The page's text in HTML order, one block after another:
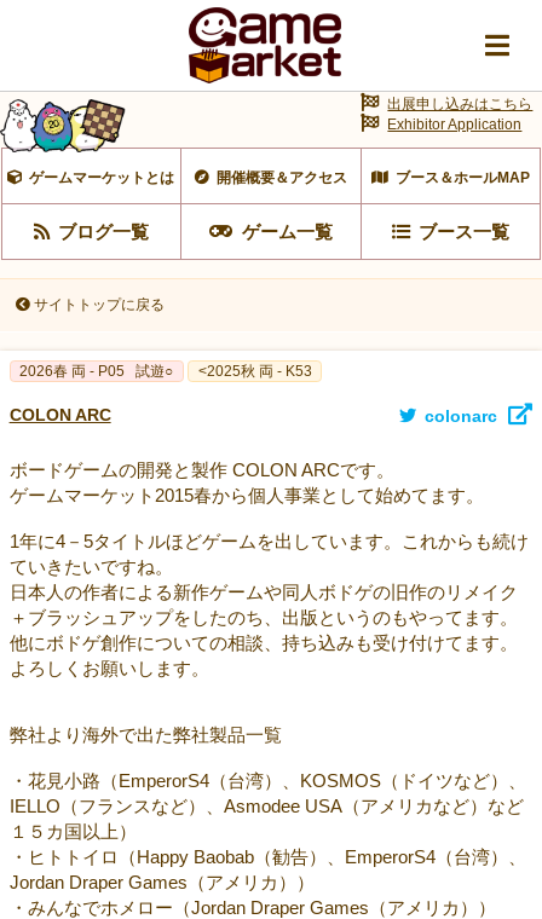
ゲームマーケットとは 開催概要＆アクセス ブース＆ホールMAP
ブログ一覧 ゲーム一覧 ブース一覧
出展申し込みはこちら
Exhibitor Application
サイトトップに戻る
2026春 両 - P05 試遊○ <2025秋 両 - K53
COLON ARC colonarc
ボードゲームの開発と製作 COLON ARCです。
ゲームマーケット2015春から個人事業として始めてます。
1年に4－5タイトルほどゲームを出しています。これからも続け
ていきたいですね。
日本人の作者による新作ゲームや同人ボドゲの旧作のリメイク
＋ブラッシュアップをしたのち、出版というのもやってます。
他にボドゲ創作についての相談、持ち込みも受け付けてます。
よろしくお願いします。
弊社より海外で出た弊社製品一覧
・花見小路（EmperorS4（台湾）、KOSMOS（ドイツなど）、
IELLO（フランスなど）、Asmodee USA（アメリカなど）など
１５カ国以上）
・ヒトトイロ（Happy Baobab（勧告）、EmperorS4（台湾）、
Jordan Draper Games（アメリカ））
・みんなでホメロー（Jordan Draper Games（アメリカ））